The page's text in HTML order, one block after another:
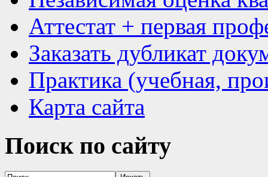
Аттестат + первая
Заказать дубликат
Практика (учебная,
Карта сайта
Поиск по сайту